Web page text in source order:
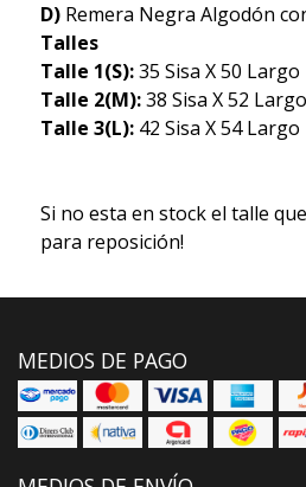
D)Remera Negra Algodón
Talles
Talle 1(S):35 Sisa X 50 Largo
Talle 2(M):38 Sisa X 52 Largo
Talle 3(L):42 Sisa X 54 Largo
Si no esta en stock el talle
para reposición!
MEDIOS DE PAGO